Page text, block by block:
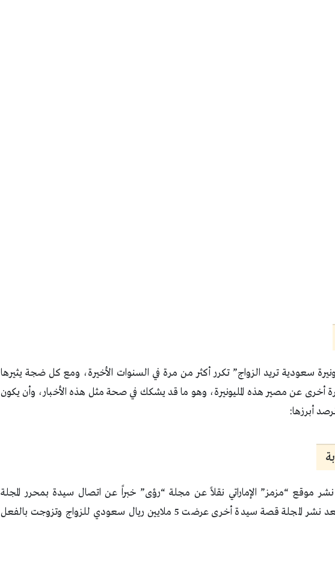
سعودية تريد الزواج” تكرر أكثر من مرة في السنوات الأخيرة، ومع كل ضجة يثيرها
أخرى عن مصير هذه المليونيرة، وهو ما قد يشكك في صحة مثل هذه الأخبار، وأن يكون
أبرزها:
كانون الأول 2021، نشر موقع “مزمز” الإماراتي نقلاً عن مجلة “رؤى” خبراً عن اتصال سيدة بمحرر المجلة
لعرض نفسها للزواج، وذلك بعد نشر المجلة قصة سيدة أخرى عرضت 5 ملايين ريال سعودي للزواج وتزوجت بالفعل